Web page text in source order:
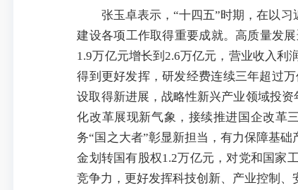
张玉卓表示，“十四五”时期，在以习
建设各项工作取得重要成就。高质量发
1.9万亿元增长到2.6万亿元，营业收入利
得到更好发挥，研发经费连续三年超过
设取得新进展，战略性新兴产业领域投
化改革展现新气象，接续推进国企改革
务“国之大者”彰显新担当，有力保障基
金划转国有股权1.2万亿元，对党和国家
竞争力，更好发挥科技创新、产业控制